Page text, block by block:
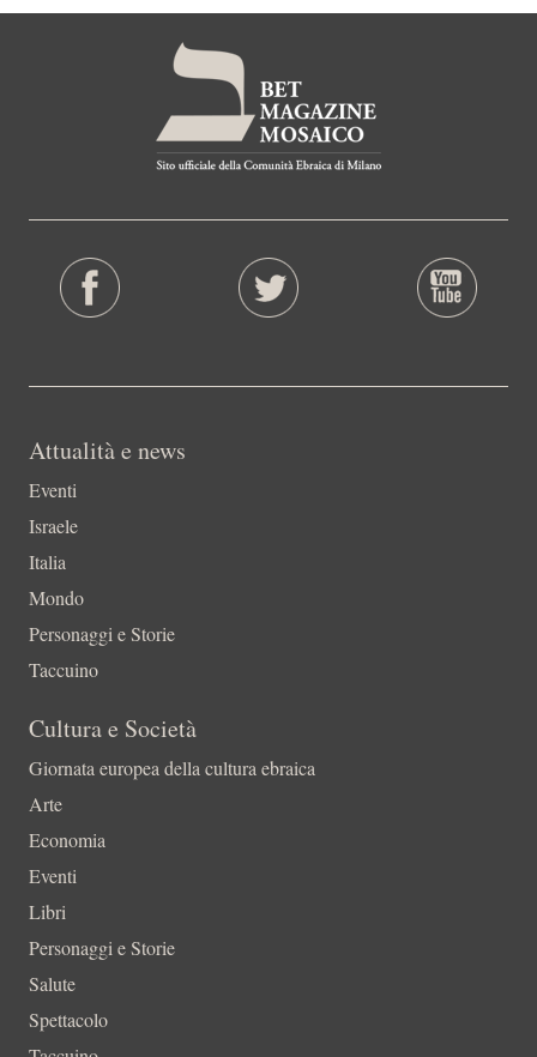
Attualità e news
Eventi
Israele
Italia
Mondo
Personaggi e Storie
Taccuino
Cultura e Società
Giornata europea della cultura ebraica
Arte
Economia
Eventi
Libri
Personaggi e Storie
Salute
Spettacolo